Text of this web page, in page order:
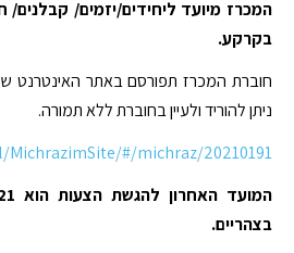
המכרז מיועד ליחידים/יזמים/ קבלנים/
בקרקע.
חוברת המכרז תפורסם באתר האינטרנט
ניתן להוריד ולעיין בחוברת ללא תמורה.
#/michraz/20210191
בצהריים.